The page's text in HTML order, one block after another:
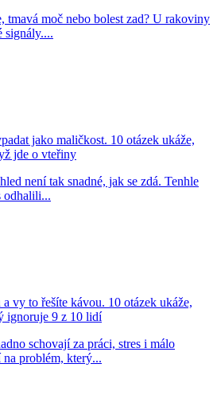
tmavá moč nebo bolest zad? U rakoviny
signály....
jako maličkost. 10 otázek ukáže,
jde o vteřiny
není tak snadné, jak se zdá. Tenhle
odhalili...
vy to řešíte kávou. 10 otázek ukáže,
ignoruje 9 z 10 lidí
schovají za práci, stres i málo
problém, který...